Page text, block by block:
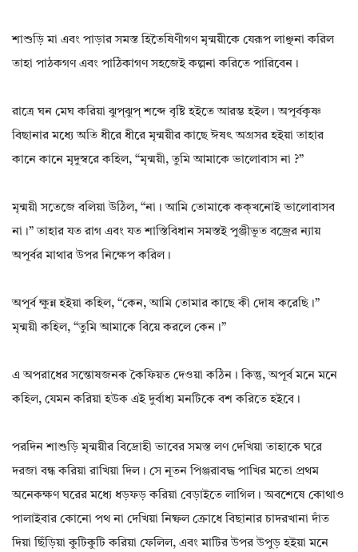
শাশুড়ি মা এবং পাড়ার সমস্ত হিতৈষিণীগণ মৃন্ময়ীকে যেরূপ লাঞ্ছনা করিল
তাহা পাঠকগণ এবং পাঠিকাগণ সহজেই কল্পনা করিতে পারিবেন।
রাত্রে ঘন মেঘ করিয়া ঝুপ্‌ঝুপ্ শব্দে বৃষ্টি হইতে আরম্ভ হইল। অপূর্বকৃষ্ণ
বিছানার মধ্যে অতি ধীরে ধীরে মৃন্ময়ীর কাছে ঈষৎ অগ্রসর হইয়া তাহার
কানে কানে মৃদুস্বরে কহিল, “মৃন্ময়ী, তুমি আমাকে ভালোবাস না ?”
মৃন্ময়ী সতেজে বলিয়া উঠিল, “না। আমি তোমাকে কক্খনোই ভালোবাসব
না।” তাহার যত রাগ এবং যত শাস্তিবিধান সমস্তই পুঞ্জীভূত বজ্রের ন্যায়
অপূর্বর মাথার উপর নিক্ষেপ করিল।
অপূর্ব ক্ষুন্ন হইয়া কহিল, “কেন, আমি তোমার কাছে কী দোষ করেছি।”
মৃন্ময়ী কহিল, “তুমি আমাকে বিয়ে করলে কেন।”
এ অপরাধের সন্তোষজনক কৈফিয়ত দেওয়া কঠিন। কিন্তু, অপূর্ব মনে মনে
কহিল, যেমন করিয়া হউক এই দুর্বাধ্য মনটিকে বশ করিতে হইবে।
পরদিন শাশুড়ি মৃন্ময়ীর বিদ্রোহী ভাবের সমস্ত লণ দেখিয়া তাহাকে ঘরে
দরজা বন্ধ করিয়া রাখিয়া দিল। সে নূতন পিঞ্জরাবদ্ধ পাখির মতো প্রথম
অনেকক্ষণ ঘরের মধ্যে ধড়ফড় করিয়া বেড়াইতে লাগিল। অবশেষে কোথাও
পালাইবার কোনো পথ না দেখিয়া নিষ্ফল ক্রোধে বিছানার চাদরখানা দাঁত
দিয়া ছিঁড়িয়া কুটিকুটি করিয়া ফেলিল, এবং মাটির উপর উপুড় হইয়া মনে